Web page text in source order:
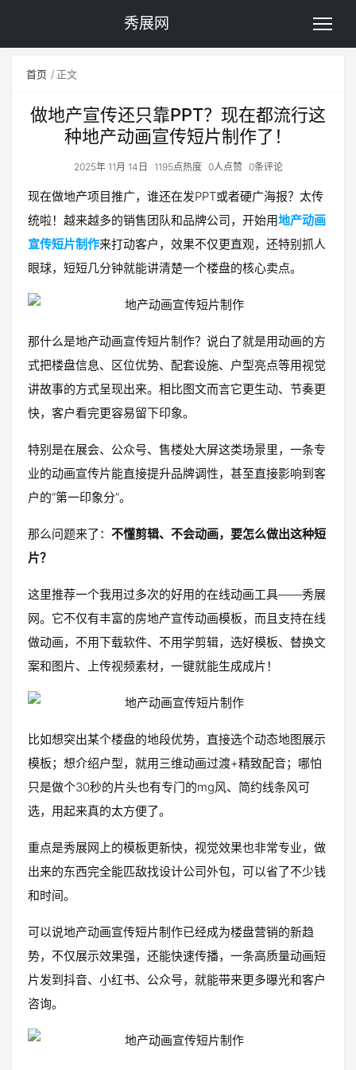
秀展网
首页 正文
做地产宣传还只靠PPT？现在都流行这
种地产动画宣传短片制作了！
2025年 11月 14日 1195点热度 0人点赞 0条评论
现在做地产项目推广，谁还在发PPT或者硬广海报？太传
统啦！越来越多的销售团队和品牌公司，开始用地产动画
宣传短片制作来打动客户，效果不仅更直观，还特别抓人
眼球，短短几分钟就能讲清楚一个楼盘的核心卖点。
那什么是地产动画宣传短片制作？说白了就是用动画的方
式把楼盘信息、区位优势、配套设施、户型亮点等用视觉
讲故事的方式呈现出来。相比图文而言它更生动、节奏更
快，客户看完更容易留下印象。
特别是在展会、公众号、售楼处大屏这类场景里，一条专
业的动画宣传片能直接提升品牌调性，甚至直接影响到客
户的“第一印象分”。
那么问题来了： 不懂剪辑、不会动画，要怎么做出这种短
片？
这里推荐一个我用过多次的好用的在线动画工具——秀展
网。它不仅有丰富的房地产宣传动画模板，而且支持在线
做动画，不用下载软件、不用学剪辑，选好模板、替换文
案和图片、上传视频素材，一键就能生成成片！
比如想突出某个楼盘的地段优势，直接选个动态地图展示
模板；想介绍户型，就用三维动画过渡+精致配音；哪怕
只是做个30秒的片头也有专门的mg风、简约线条风可
选，用起来真的太方便了。
重点是秀展网上的模板更新快，视觉效果也非常专业，做
出来的东西完全能匹敌找设计公司外包，可以省了不少钱
和时间。
可以说地产动画宣传短片制作已经成为楼盘营销的新趋
势，不仅展示效果强，还能快速传播，一条高质量动画短
片发到抖音、小红书、公众号，就能带来更多曝光和客户
咨询。